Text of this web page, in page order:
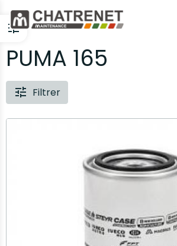
PUMA 165
Filtrer